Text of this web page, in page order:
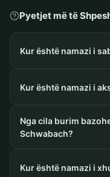
Pyetjet më të
Kur është namazi i
Kur është namazi i
Nga cila burim
Schwabach?
Kur është namazi i